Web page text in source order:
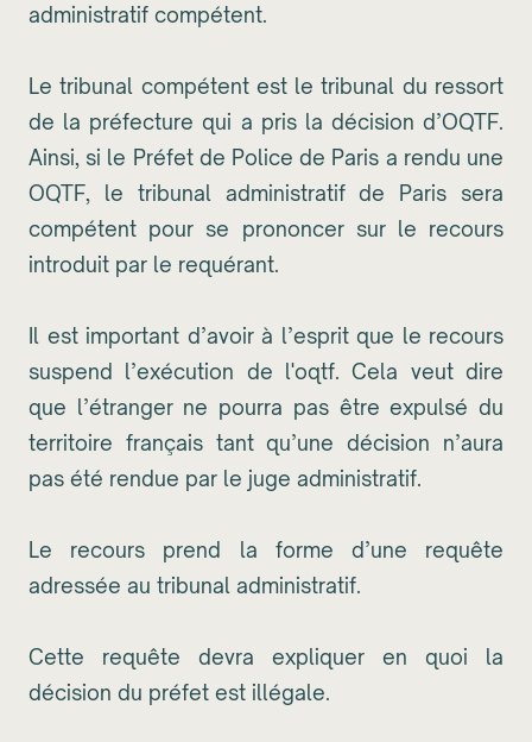
administratif compétent.
Le tribunal compétent est le tribunal du ressort
de la préfecture qui a pris la décision d’OQTF.
Ainsi, si le Préfet de Police de Paris a rendu une
OQTF, le tribunal administratif de Paris sera
compétent pour se prononcer sur le recours
introduit par le requérant.
Il est important d’avoir à l’esprit que le recours
suspend l’exécution de l'oqtf. Cela veut dire
que l’étranger ne pourra pas être expulsé du
territoire français tant qu’une décision n’aura
pas été rendue par le juge administratif.
Le recours prend la forme d’une requête
adressée au tribunal administratif.
Cette requête devra expliquer en quoi la
décision du préfet est illégale.